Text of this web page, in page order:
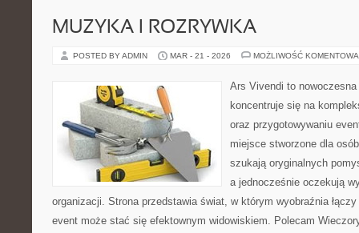
MUZYKA I ROZRYWKA
POSTED BY ADMIN MAR - 21 - 2026 MOŻLIWOŚĆ
Ars Vivendi to
koncentruje się na
oraz przygotowywaniu
miejsce stworzone dla
szukają oryginalnych
a jednocześnie oczekują
organizacji. Strona przedstawia świat, w którym wyobraźnia
event może stać się efektownym widowiskiem. Polecam